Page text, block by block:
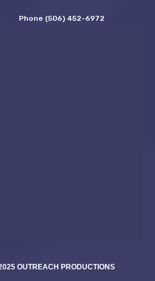
Phone (506) 452-6972
OUTREACH PRODUCTIONS